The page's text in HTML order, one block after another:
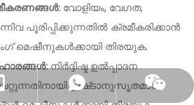
വോളിയം, വേഗത,
പൂരിപ്പിക്കുന്നതിൽ ക്രമീകരിക്കാൻ
മെഷീനുകൾക്കായി തിരയുക.
നിർദ്ദിഷ്ട ഉൽപ്പാദന
ഇഷ്‌ടാനുസൃതമായി
18151995436
WhatsApp
വെചാറ്റ്